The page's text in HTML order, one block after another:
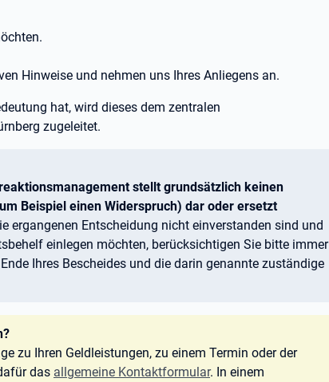
Hinweise und nehmen uns Ihres Anliegens an.
hat, wird dieses dem zentralen
zugeleitet.
stellt grundsätzlich keinen
Beispiel einen Widerspruch) dar oder ersetzt
ergangenen Entscheidung nicht einverstanden sind und
einlegen möchten, berücksichtigen Sie bitte immer
Ihres Bescheides und die darin genannte zuständige
zu Ihren Geldleistungen, zu einem Termin oder der
das allgemeine Kontaktformular. In einem